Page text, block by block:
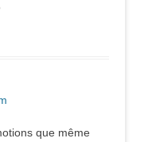
que même